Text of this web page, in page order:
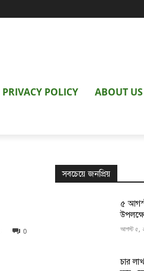
PRIVACY POLICY ABOUT US
0
সবচেয়ে জনপ্রিয়
৫
আগস্ট ৫,
চার